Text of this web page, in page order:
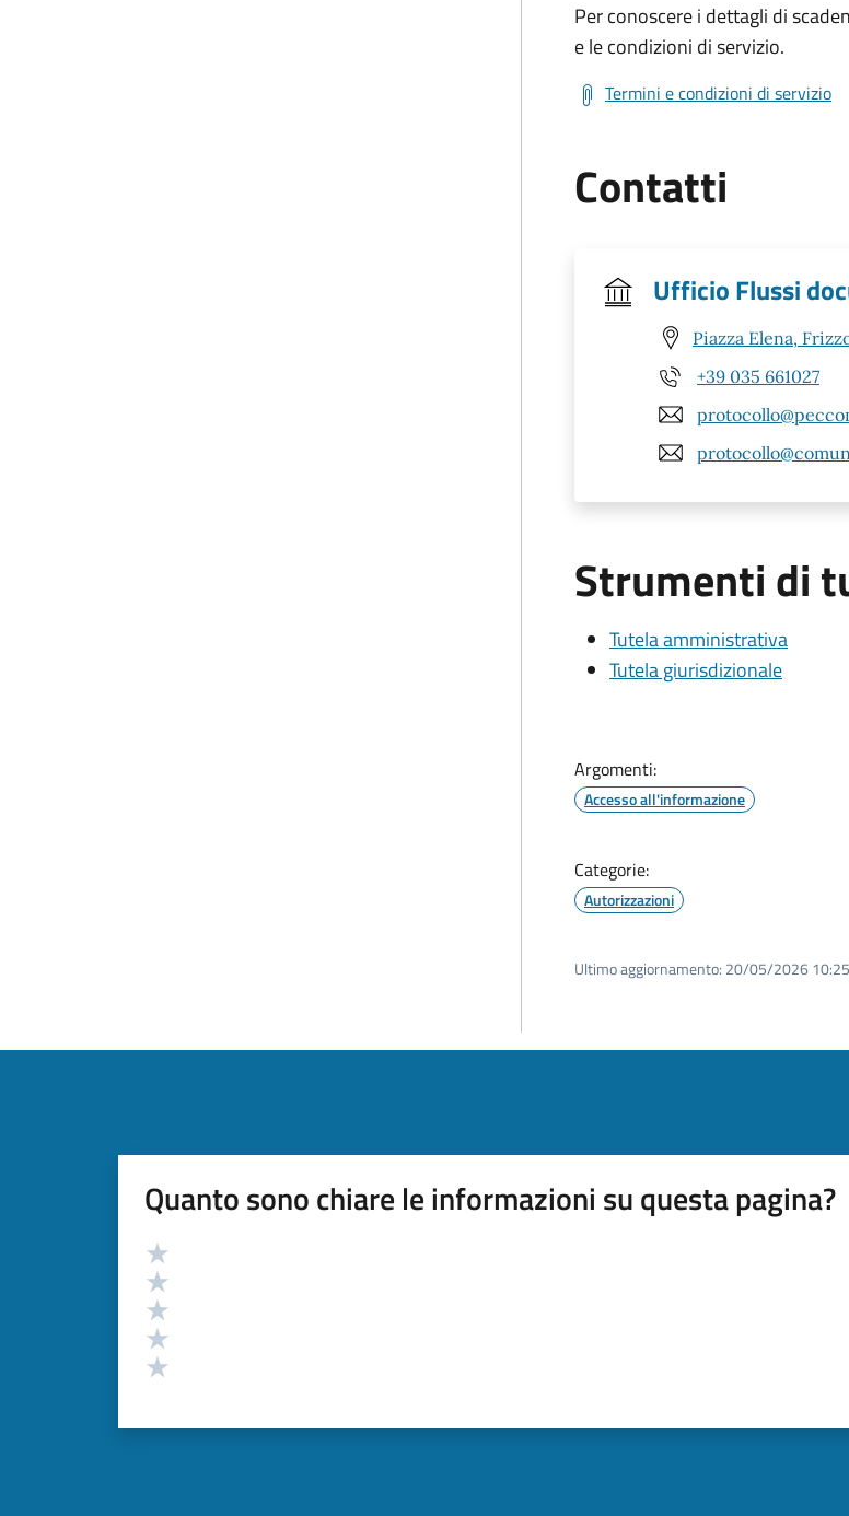
Per conoscere i dettagli di
e le condizioni di servizio.
Termini e condizioni di servizio
Contatti
Ufficio Flussi
Piazza Elena,
+39 035 661027
Strumenti di
Tutela amministrativa
Tutela giurisdizionale
Argomenti:
Accesso all'informazione
Categorie:
Autorizzazioni
Ultimo aggiornamento: 20/05/2026
Quanto sono chiare le informazioni su questa pagina?
Valutazione